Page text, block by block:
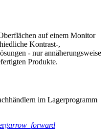
auf einem Monitor
Kontrast-,
- nur annäherungsweise
Produkte.
im Lagerprogramm
arrow_forward